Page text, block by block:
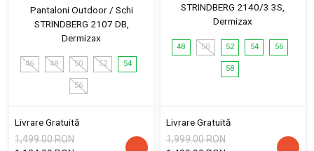
Pantaloni Outdoor / Schi
STRINDBERG 2107 DB,
Dermizax
46 48 50 52 54
56
Livrare Gratuită
1,499.00 RON
STRINDBERG 2140/3 3S,
Dermizax
48 50 52 54 56
58
Livrare Gratuită
1,999.00 RON